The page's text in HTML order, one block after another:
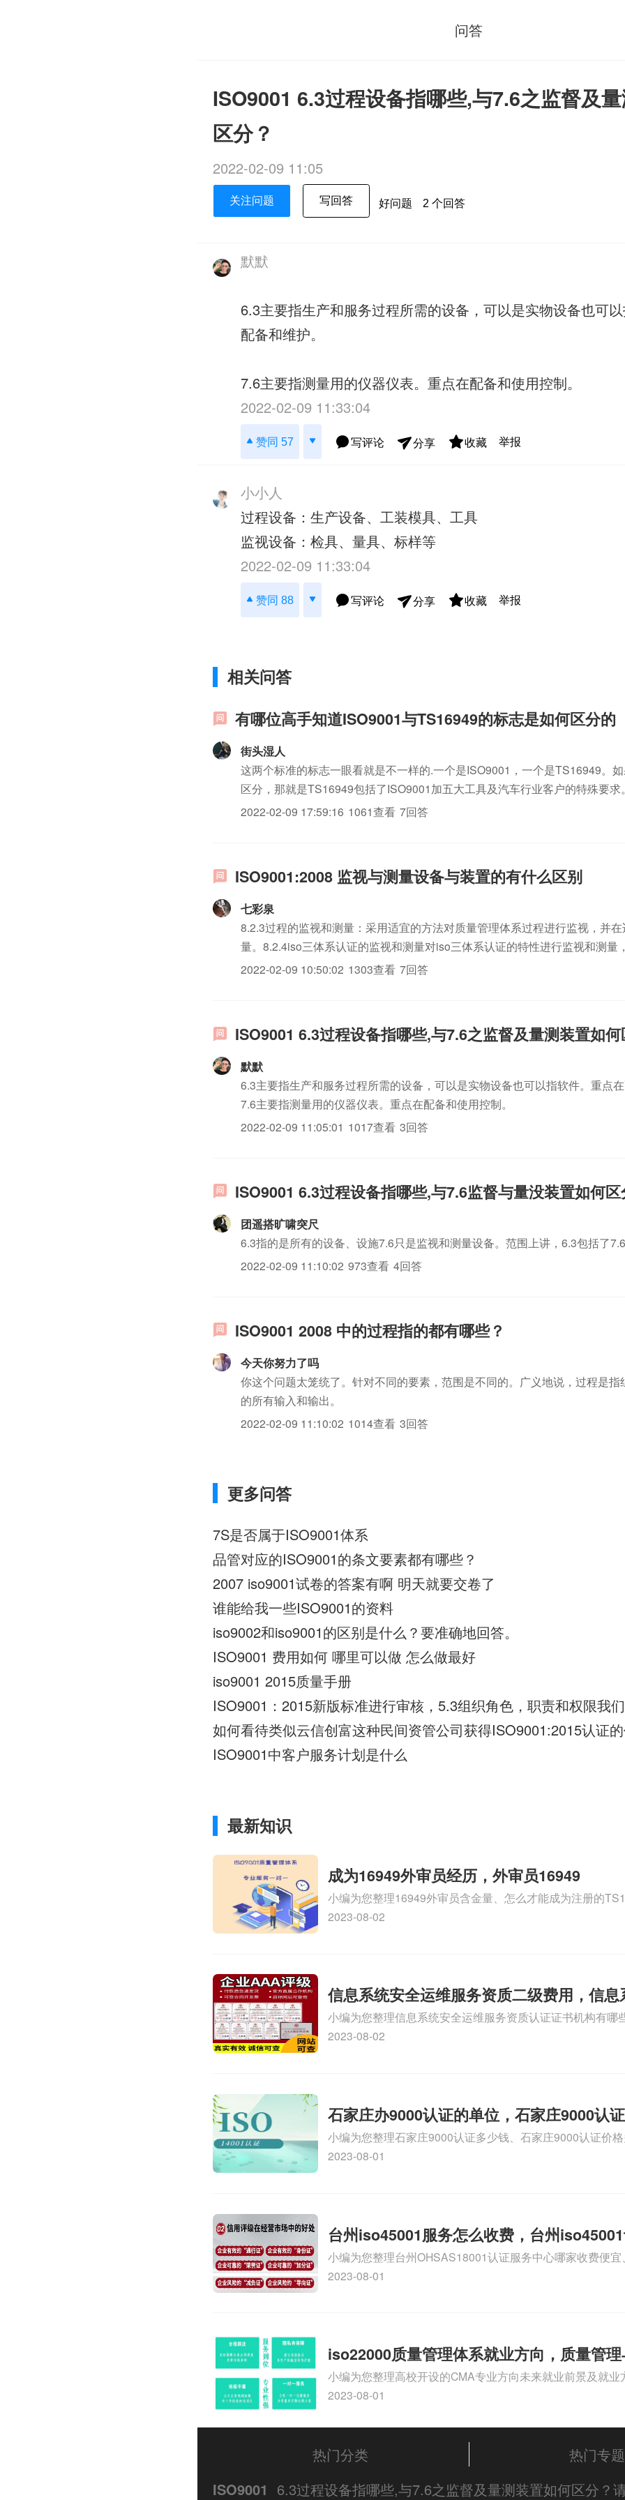
问答
ISO9001 6.3过程设备指哪些,与7.6之监督及
区分？
2022-02-09 11:05
关注问题 写回答 好问题 2 个回答
默默
6.3主要指生产和服务过程所需的设备，可以是实物设备也可
配备和维护。
7.6主要指测量用的仪器仪表。重点在配备和使用控制。
2022-02-09 11:33:04
赞同 57 写评论 分享 收藏 举报
小小人
过程设备：生产设备、工装模具、工具
监视设备：检具、量具、标样等
2022-02-09 11:33:04
赞同 88 写评论 分享 收藏 举报
相关问答
有哪位高手知道ISO9001与TS16949的标志是如何区分的
街头湿人
这两个标准的标志一眼看就是不一样的.一个是ISO9001，一个是TS16949。
区分，那就是TS16949包括了ISO9001加五大工具及汽车行业客户的特殊要求。
2022-02-09 17:59:16 1061查看 7回答
ISO9001:2008 监视与测量设备与装置的有什么区别
七彩泉
8.2.3过程的监视和测量：采用适宜的方法对质量管理体系过程进行监视，并
量。8.2.4iso三体系认证的监视和测量对iso三体系认证的特性进行监视和测量
系认证要求已得到满足。（指在iso三体系认证的生产过程中，使用某种检测工
2022-02-09 10:50:02 1303查看 7回答
ISO9001 6.3过程设备指哪些,与7.6之监督及量测装置如何
默默
6.3主要指生产和服务过程所需的设备，可以是实物设备也可以指软件。重点在
7.6主要指测量用的仪器仪表。重点在配备和使用控制。
2022-02-09 11:05:01 1017查看 3回答
ISO9001 6.3过程设备指哪些,与7.6监督与量没装置如何区
团遥搭旷啸突尺
6.3指的是所有的设备、设施7.6只是监视和测量设备。范围上讲，6.3包括了7.6
2022-02-09 11:10:02 973查看 4回答
ISO9001 2008 中的过程指的都有哪些？
今天你努力了吗
你这个问题太笼统了。针对不同的要素，范围是不同的。广义地说，过程是指
的所有输入和输出。
2022-02-09 11:10:02 1014查看 3回答
更多问答
7S是否属于ISO9001体系
品管对应的ISO9001的条文要素都有哪些？
2007 iso9001试卷的答案有啊 明天就要交卷了
谁能给我一些ISO9001的资料
iso9002和iso9001的区别是什么？要准确地回答。
ISO9001 费用如何 哪里可以做 怎么做最好
iso9001 2015质量手册
如何看待类似云信创富这种民间资管公司获得ISO9001:2015认证的
ISO9001中客户服务计划是什么
最新知识
成为16949外审员经历，外审员16949
小编为您整理16949外审员含金量、怎么才能成为注册的
审员、我也想16949外审员，不过不了解具体情况、iso9000
2023-08-02
信息系统安全运维服务资质二级费用，信息
维服务资质二级
小编为您整理信息系统安全运维服务资质认证证书机构有哪
务资质的费用是多少啊、安全运维服务资质哪家便宜、安全
2023-08-02
石家庄办9000认证的单位，石家庄9000认
小编为您整理石家庄9000认证多少钱、石家庄9000认证价
9000认证大概多少钱、石家庄9000认证价格贵吗、石家庄
2023-08-01
台州iso45001服务怎么收费，台州
么收费
小编为您整理台州OHSAS18001认证服务中心哪家收费便
认证，哪个咨询公司服务好、台州CE认证,台州机械机电CE
2023-08-01
iso22000质量管理体系就业方向，质量管
方向
小编为您整理高校开设的CMA专业方向未来就业前景及就业
就业方向有哪些、国际质量认证专业的就业方向、cpa和cma
文！
2023-08-01
热门分类
热门专题
ISO9001 6.3过程设备指哪些,与7.6之监督及量测装置如何区分？